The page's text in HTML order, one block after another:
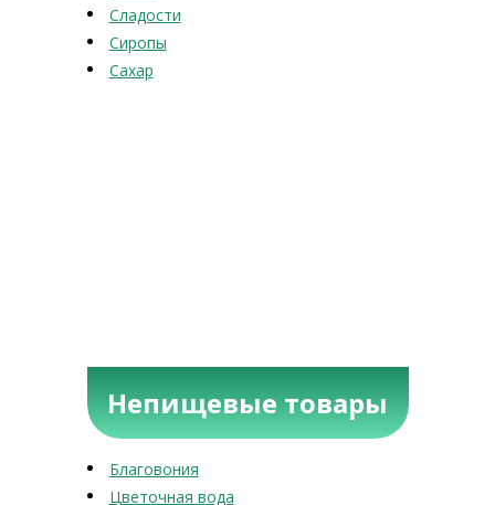
Сладости
Сиропы
Сахар
Непищевые товары
Благовония
Цветочная вода